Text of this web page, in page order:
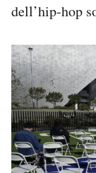
dell’hip-hop